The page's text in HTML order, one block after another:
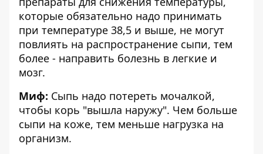
которые обязательно надо принимать
при температуре 38,5 и выше, не могут
повлиять на распространение сыпи, тем
более - направить болезнь в легкие и
мозг.
Миф: Сыпь надо потереть мочалкой,
чтобы корь "вышла наружу". Чем больше
сыпи на коже, тем меньше нагрузка на
организм.